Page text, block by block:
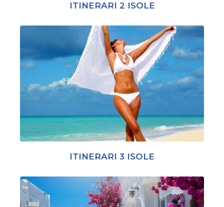
ITINERARI 2 ISOLE
ITINERARI 3 ISOLE